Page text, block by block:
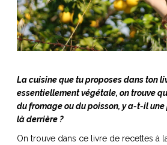
La cuisine que tu proposes dans ton
essentiellement végétale, on trouve
du fromage ou du poisson, y a-t-il
là derrière ?
On trouve dans ce livre de recettes à